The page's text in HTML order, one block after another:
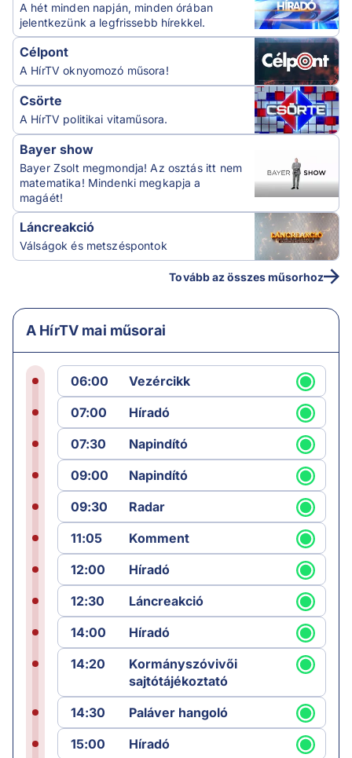
A hét minden napján, minden órában
jelentkezünk a legfrissebb hírekkel.
Célpont
A HírTV oknyomozó műsora!
Csörte
A HírTV politikai vitaműsora.
Bayer show
Bayer Zsolt megmondja! Az osztás itt nem
matematika! Mindenki megkapja a
magáét!
Láncreakció
Válságok és metszéspontok
Tovább az összes műsorhoz
A HírTV mai műsorai
06:00
Vezércikk
07:00
Híradó
07:30
Napindító
09:00
Napindító
09:30
Radar
11:05
Komment
12:00
Híradó
12:30
Láncreakció
14:00
Híradó
14:20
Kormányszóvivői
sajtótájékoztató
14:30
Paláver hangoló
15:00
Híradó